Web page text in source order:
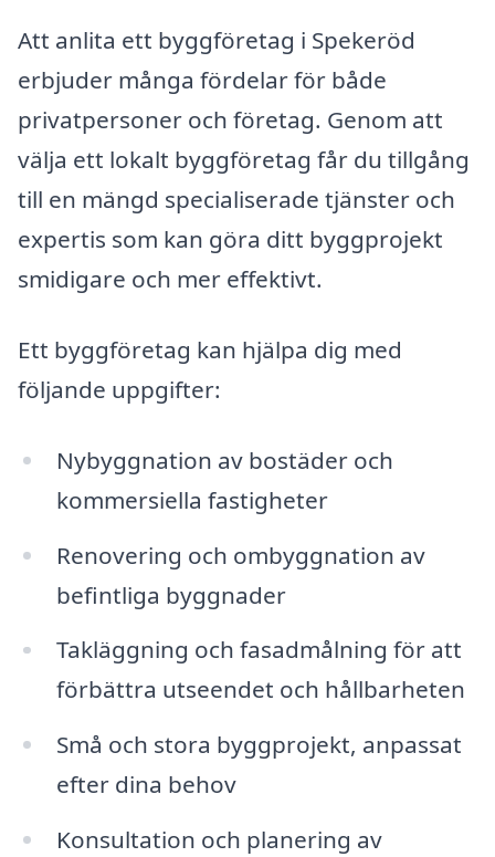
Att anlita ett byggföretag i Spekeröd
erbjuder många fördelar för både
privatpersoner och företag. Genom att
välja ett lokalt byggföretag får du tillgång
till en mängd specialiserade tjänster och
expertis som kan göra ditt byggprojekt
smidigare och mer effektivt.
Ett byggföretag kan hjälpa dig med
följande uppgifter:
Nybyggnation av bostäder och
kommersiella fastigheter
Renovering och ombyggnation av
befintliga byggnader
Takläggning och fasadmålning för att
förbättra utseendet och hållbarheten
Små och stora byggprojekt, anpassat
efter dina behov
Konsultation och planering av